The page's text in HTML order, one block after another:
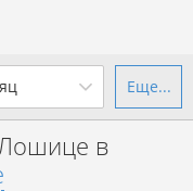
до
Еще...
в
?
город